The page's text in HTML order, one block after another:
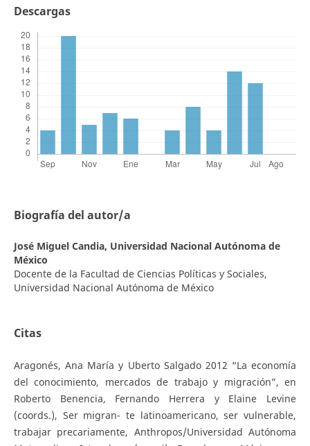
Descargas
Biografía del autor/a
José Miguel Candia, Universidad Nacional Autónoma de
México
Docente de la Facultad de Ciencias Políticas y Sociales,
Universidad Nacional Autónoma de México
Citas
Aragonés, Ana María y Uberto Salgado 2012 “La economía
del conocimiento, mercados de trabajo y migración”, en
Roberto Benencia, Fernando Herrera y Elaine Levine
(coords.), Ser migran- te latinoamericano, ser vulnerable,
trabajar precariamente, Anthropos/Universidad Autónoma